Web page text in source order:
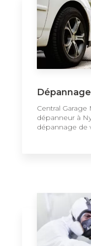
Central
dépanneur à
dépannage de